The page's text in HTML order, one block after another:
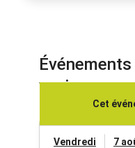
Événements
venir
Cet
Vendredi 7